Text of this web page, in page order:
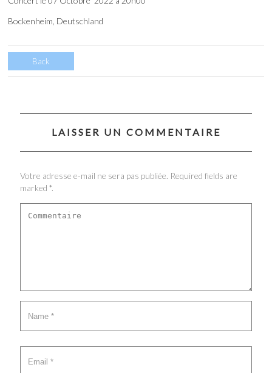
Bockenheim, Deutschland
Back
LAISSER UN COMMENTAIRE
Votre adresse e-mail ne sera pas publiée. Required fields are
marked *.